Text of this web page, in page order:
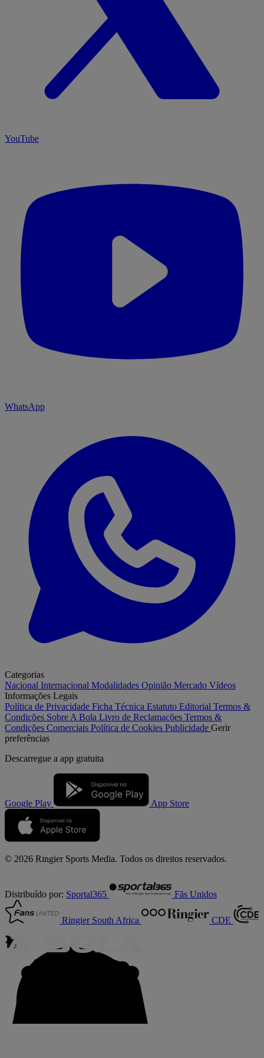
YouTube
WhatsApp
Categorias
Nacional Internacional Modalidades Opinião Mercado Vídeos
Informações Legais
Política de Privacidade Ficha Técnica Estatuto Editorial Termos &
Condições Sobre A Bola Livro de Reclamações Termos &
Condições Comerciais Política de Cookies Publicidade Gerir
preferências
Descarregue a app gratuita
Google Play App Store
© 2026 Ringier Sports Media. Todos os direitos reservados.
Distribuído por: Sportal365 Fãs Unidos
Ringier South Africa CDE